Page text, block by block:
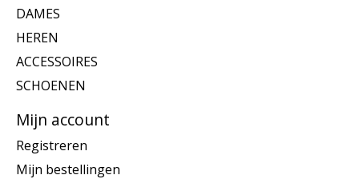
DAMES
HEREN
ACCESSOIRES
SCHOENEN
Mijn account
Registreren
Mijn bestellingen